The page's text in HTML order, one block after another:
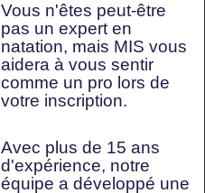
Vous n'êtes peut-être
pas un expert en
natation, mais MIS vous
aidera à vous sentir
comme un pro lors de
votre inscription.
Avec plus de 15 ans
d'expérience, notre
équipe a développé une